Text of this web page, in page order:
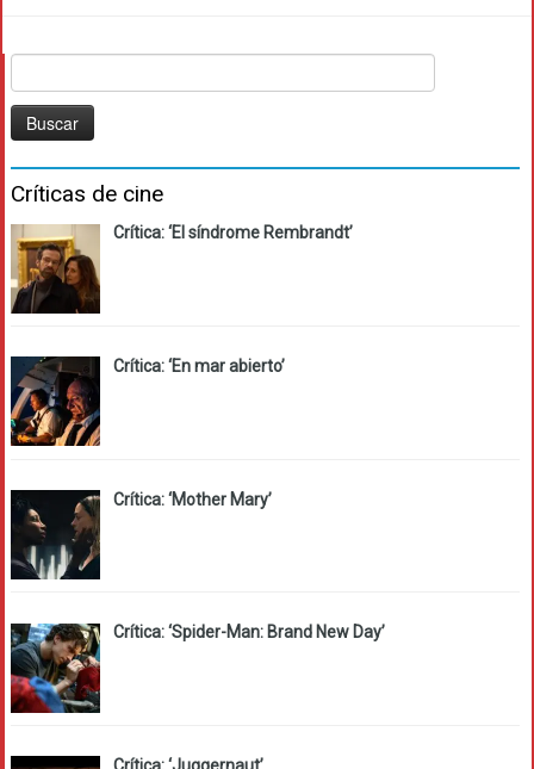
Críticas de cine
Crítica: ‘El síndrome Rembrandt’
Crítica: ‘En mar abierto’
Crítica: ‘Mother Mary’
Crítica: ‘Spider-Man: Brand New Day’